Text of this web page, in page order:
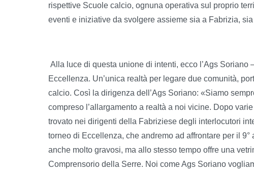
rispettive Scuole calcio, ognuna operativa sul proprio
eventi e iniziative da svolgere assieme sia a Fabrizia,
Alla luce di questa unione di intenti, ecco l’Ags Soriano
Eccellenza. Un’unica realtà per legare due comunità,
calcio. Così la dirigenza dell’Ags Soriano: «Siamo
compreso l’allargamento a realtà a noi vicine. Dopo
trovato nei dirigenti della Fabriziese degli interlocutori
torneo di Eccellenza, che andremo ad affrontare per il
anche molto gravosi, ma allo stesso tempo offre una
Comprensorio della Serre. Noi come Ags Soriano